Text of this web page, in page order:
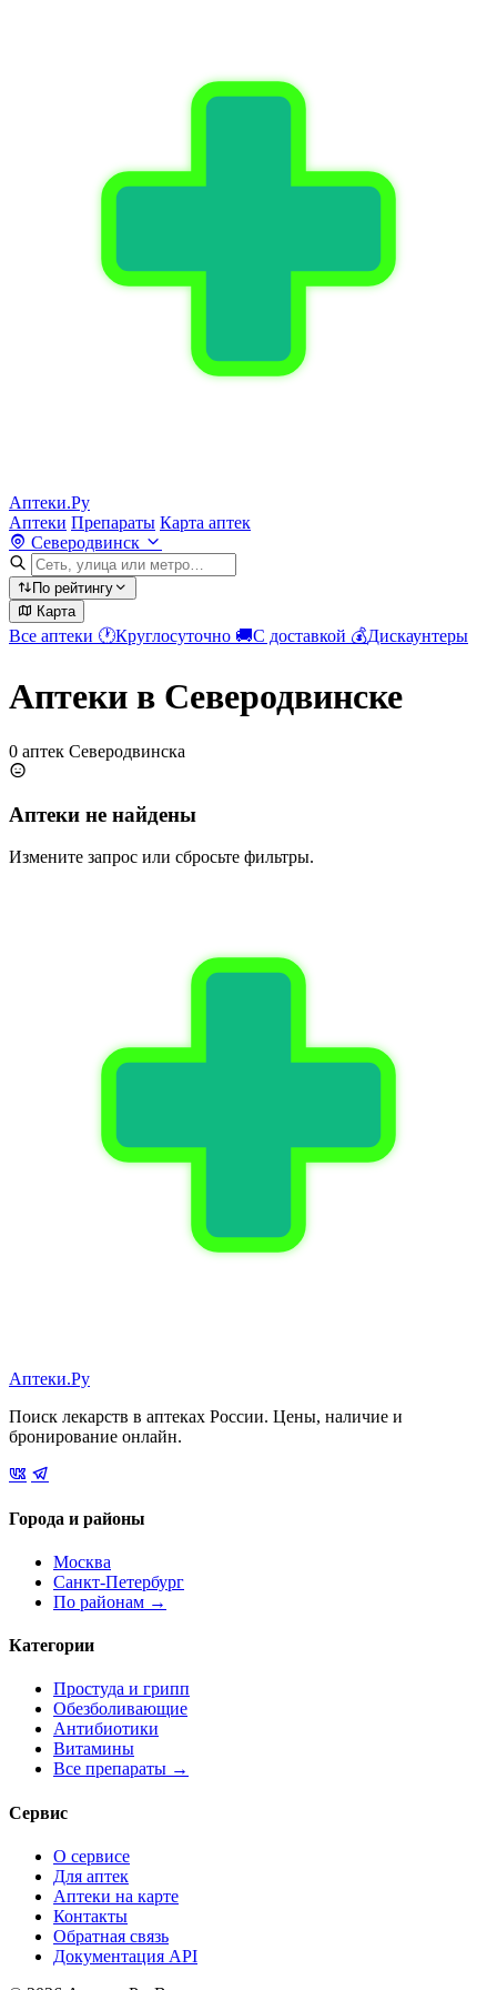
Аптеки.Ру
Аптеки Препараты Карта аптек
Северодвинск
По рейтингу
Карта
Все аптеки 🕐Круглосуточно 🚚С доставкой 💰Дискаунтеры
Аптеки в Северодвинске
0 аптек Северодвинска
Аптеки не найдены
Измените запрос или сбросьте фильтры.
Аптеки.Ру
Поиск лекарств в аптеках России. Цены, наличие и
бронирование онлайн.
Города и районы
Москва
Санкт-Петербург
По районам →
Категории
Простуда и грипп
Обезболивающие
Антибиотики
Витамины
Все препараты →
Сервис
О сервисе
Для аптек
Аптеки на карте
Контакты
Обратная связь
Документация API